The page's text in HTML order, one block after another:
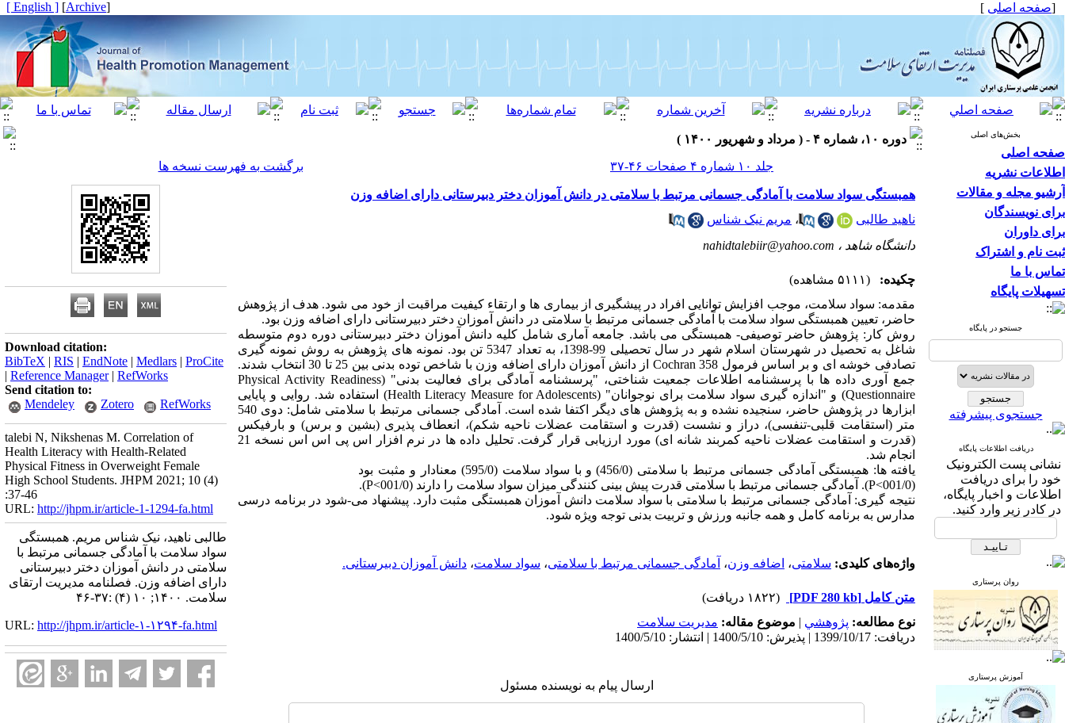
[صفحه اصلی ]
[
Archive
]
[ English ]
بخش‌های اصلی
صفحه اصلی
اطلاعات نشریه
آرشیو مجله و مقالات
برای نویسندگان
برای داوران
ثبت نام و اشتراک
تماس با ما
تسهیلات پایگاه
جستجو در پایگاه
جستجوی پیشرفته
دریافت اطلاعات پایگاه
نشانی پست الکترونیک
خود را برای دریافت
اطلاعات و اخبار پایگاه،
در کادر زیر وارد کنید.
روان پرستاری
آموزش پرستاری
دوره ۱۰، شماره ۴ - ( مرداد و شهریور ۱۴۰۰ )
جلد ۱۰ شماره ۴ صفحات ۴۶-۳۷
برگشت به فهرست نسخه ها
همبستگی سواد سلامت با آمادگی جسمانی مرتبط با سلامتی در دانش آموزان دختر دبیرستانی دارای اضافه وزن
ناهید طالبی
، مریم نیک شناس
دانشگاه شاهد ، nahidtalebiir@yahoo.com
چکیده:
(۵۱۱۱ مشاهده)
مقدمه: سواد سلامت، موجب افزایش توانایی افراد در پیشگیری از بیماری ها و ارتقاء کیفیت مراقبت از خود می شود. هدف از پژوهش
حاضر، تعیین همبستگی سواد سلامت با آمادگی جسمانی مرتبط با سلامتی در دانش آموزان دختر دبیرستانی دارای اضافه وزن بود.
روش کار: پژوهش حاضر توصیفی- همبستگی می باشد. جامعه آماری شامل کلیه دانش آموزان دختر دبیرستانی دوره دوم متوسطه
شاغل به تحصیل در شهرستان اسلام شهر در سال تحصیلی 99-1398، به تعداد 5347 تن بود. نمونه های پژوهش به روش نمونه گیری
تصادفی خوشه ای و بر اساس فرمول Cochran 358 از دانش آموزان دارای اضافه وزن با شاخص توده بدنی بین 25 تا 30 انتخاب شدند.
جمع آوری داده ها با پرسشنامه اطلاعات جمعیت شناختی، "پرسشنامه آمادگی برای فعالیت بدنی" (Physical Activity Readiness
Questionnaire) و "اندازه گیری سواد سلامت برای نوجوانان" (Health Literacy Measure for Adolescents) استفاده شد. روایی و پایایی
ابزارها در پژوهش حاضر، سنجیده نشده و به پژوهش های دیگر اکتفا شده است. آمادگی جسمانی مرتبط با سلامتی شامل: دوی 540
متر (استقامت قلبی-تنفسی)، دراز و نشست (قدرت و استقامت عضلات ناحیه شکم)، انعطاف پذیری (بشین و برس) و بارفیکس
(قدرت و استقامت عضلات ناحیه کمربند شانه ای) مورد ارزیابی قرار گرفت. تحلیل داده ها در نرم افزار اس پی اس اس نسخه 21
انجام شد.
یافته ها: همبستگی آمادگی جسمانی مرتبط با سلامتی (456/0) و با سواد سلامت (595/0) معنادار و مثبت بود
(001/0>P). آمادگی جسمانی مرتبط با سلامتی قدرت پیش بینی کنندگی میزان سواد سلامت را دارند (001/0>P).
نتیجه گیری: آمادگی جسمانی مرتبط با سلامتی با سواد سلامت دانش آموزان همبستگی مثبت دارد. پیشنهاد می-شود در برنامه درسی
مدارس به برنامه کامل و همه جانبه ورزش و تربیت بدنی توجه ویژه شود.
واژه‌های کلیدی: سلامتی، اضافه وزن، آمادگی جسمانی مرتبط با سلامتی، سواد سلامت، دانش آموزان دبیرستانی.
متن کامل [PDF 280 kb]
(۱۸۲۲ دریافت)
نوع مطالعه: پژوهشي | موضوع مقاله: مدیریت سلامت
دریافت: 1399/10/17 | پذیرش: 1400/5/10 | انتشار: 1400/5/10
ارسال پیام به نویسنده مسئول
Download citation:
BibTeX | RIS | EndNote | Medlars | ProCite
| Reference Manager| RefWorks
Send citation to:
Mendeley
Zotero RefWorks
talebi N, Nikshenas M. Correlation of
Health Literacy with Health-Related
Physical Fitness in Overweight Female
High School Students. JHPM 2021; 10 (4)
:37-46
URL: http://jhpm.ir/article-1-1294-fa.html
طالبی ناهید، نیک شناس مریم. همبستگی
سواد سلامت با آمادگی جسمانی مرتبط با
سلامتی در دانش آموزان دختر دبیرستانی
دارای اضافه وزن. فصلنامه مدیریت ارتقای
سلامت. ۱۴۰۰; ۱۰ (۴) :۳۷-۴۶
URL: http://jhpm.ir/article-۱-۱۲۹۴-fa.html